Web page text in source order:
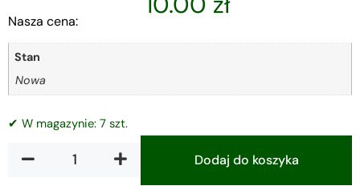
Nasza cena:
Stan
Nowa
✔ W magazynie: 7 szt.
Dodaj do koszyka